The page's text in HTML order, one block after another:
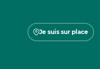
Je suis sur place